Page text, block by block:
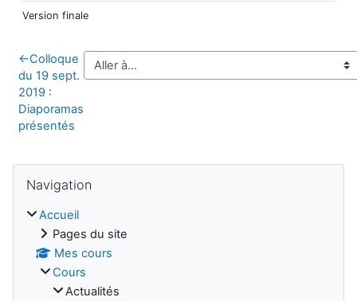
Version finale
←Colloque
du 19 sept.
2019 :
Diaporamas
présentés
Navigation
Accueil
Pages du site
Mes cours
Cours
Actualités